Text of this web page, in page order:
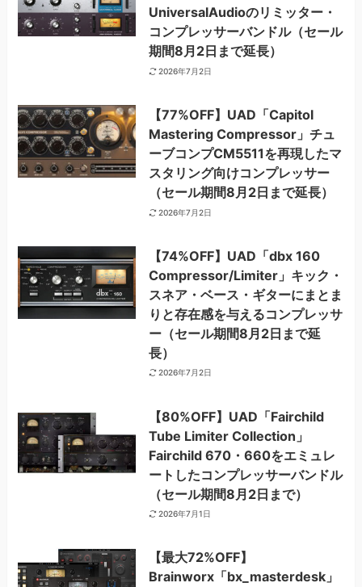
UniversalAudioのリミッター・
コンプレッサーバンドル（セール
期間8月2日まで延長）
2026年7月2日
【77%OFF】UAD「Capitol
Mastering Compressor」チュ
ーブコンプCM5511を再現したマ
スタリング向けコンプレッサー
（セール期間8月2日まで延長）
2026年7月2日
【74%OFF】UAD「dbx 160
Compressor/Limiter」キック・
スネア・ベース・ギターにまとま
りと存在感を与えるコンプレッサ
ー（セール期間8月2日まで延
長）
2026年7月2日
【80%OFF】UAD「Fairchild
Tube Limiter Collection」
Fairchild 670・660をエミュレ
ートしたコンプレッサーバンドル
（セール期間8月2日まで）
2026年7月1日
【最大72%OFF】
Brainworx「bx_masterdesk」